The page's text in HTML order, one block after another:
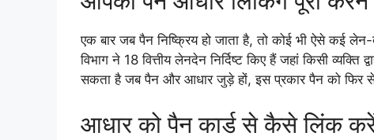
एक बार जब पैन निष्क्रिय हो जाता है, तो कोई भी ऐसे कई
विभाग ने 18 वित्तीय लेनदेन निर्दिष्ट किए हैं जहां किसी
सकता है जब पैन और आधार जुड़े हों, इस प्रकार पैन को फिर
आधार को पैन कार्ड से कैसे लिंक